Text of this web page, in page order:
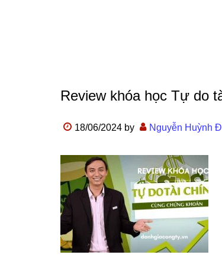
Review khóa học Tự do
18/06/2024 by Nguyễn Huỳnh